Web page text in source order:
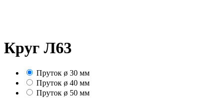
Круг Л63
Пруток ø 30 мм
Пруток ø 40 мм
Пруток ø 50 мм